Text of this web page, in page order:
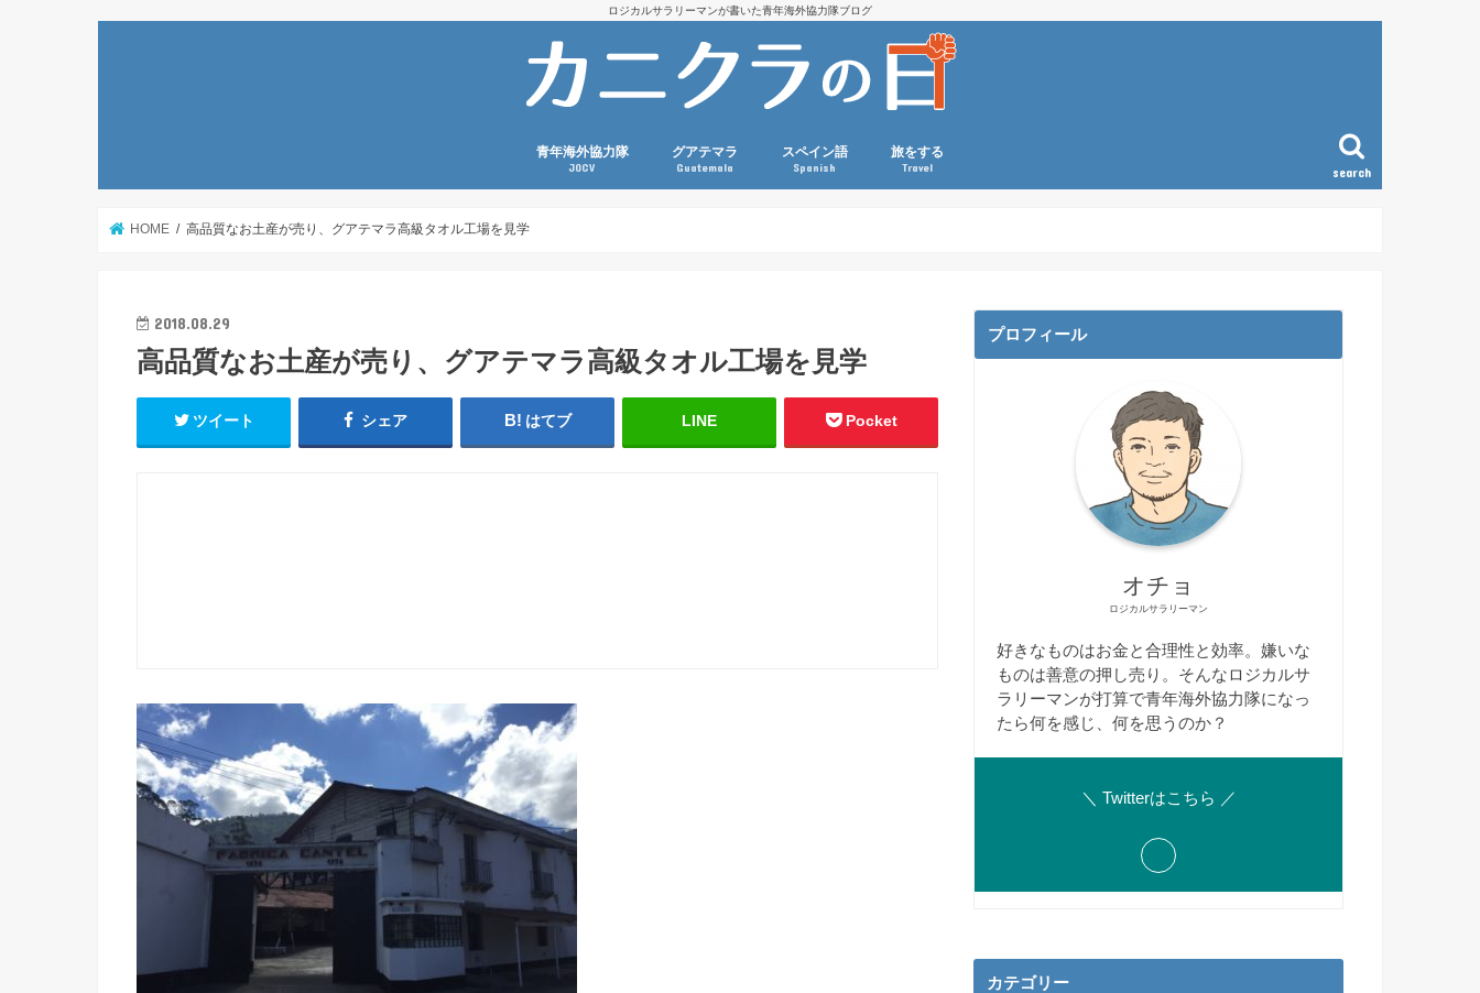
ロジカルサラリーマンが書いた青年海外協力隊ブログ
search
青年海外協力隊
JOCV
グアテマラ
Guatemala
スペイン語
Spanish
旅をする
Travel
HOME 高品質なお土産が売り、グアテマラ高級タオル工場を見学
2018.08.29
高品質なお土産が売り、グアテマラ高級タオル工場を見学
ツイート シェア はてブ LINE Pocket
プロフィール
オチョ
ロジカルサラリーマン
好きなものはお金と合理性と効率。嫌いな
ものは善意の押し売り。そんなロジカルサ
ラリーマンが打算で青年海外協力隊になっ
たら何を感じ、何を思うのか？
＼ Twitterはこちら ／
カテゴリー